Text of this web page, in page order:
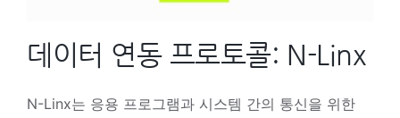
데이터 연동 프로토콜: N-Linx
N-Linx는 응용 프로그램과 시스템 간의 통신을 위한